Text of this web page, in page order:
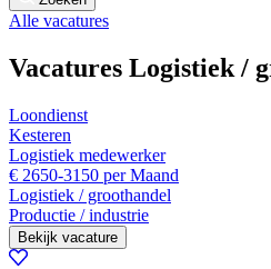
Alle vacatures
Vacatures Logistiek /
Loondienst
Kesteren
Logistiek medewerker
€ 2650-3150 per Maand
Logistiek / groothandel
Productie / industrie
Bekijk vacature